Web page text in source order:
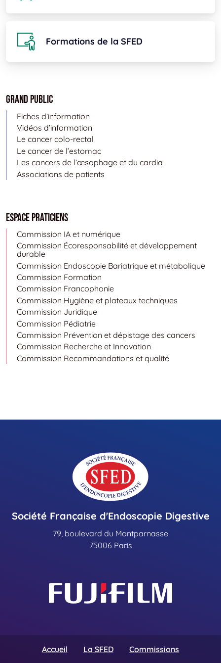
Formations de la SFED
Grand public
Fiches d’information
Vidéos d’information
Le cancer colo-rectal
Le cancer de l’estomac
Les cancers de l’œsophage et du cardia
Associations de patients
Espace Praticiens
Commission IA et numérique
Commission Écoresponsabilité et développement
durable
Commission Endoscopie Bariatrique et métabolique
Commission Formation
Commission Francophonie
Commission Hygiène et plateaux techniques
Commission Juridique
Commission Pédiatrie
Commission Prévention et dépistage des cancers
Commission Recherche et Innovation
Commission Recommandations et qualité
Société Française d'Endoscopie Digestive
79, boulevard du Montparnasse
75006 Paris
Accueil La SFED Commissions